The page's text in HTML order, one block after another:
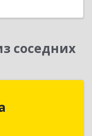
соседних
бизнеса
2-й пер, дом